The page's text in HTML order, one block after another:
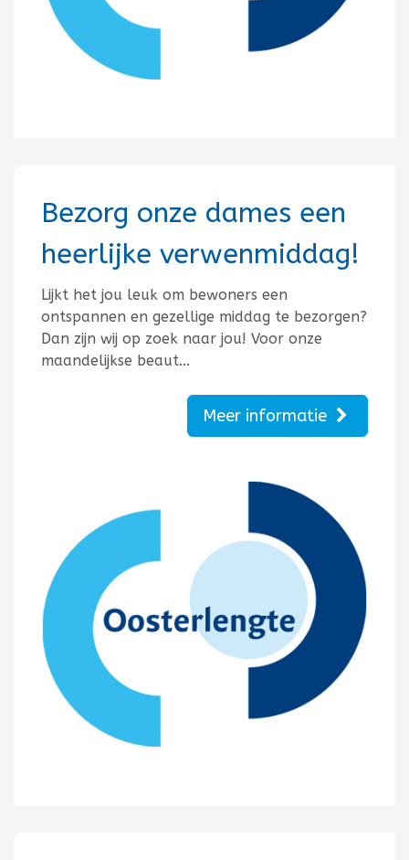
Bezorg onze dames een
heerlijke verwenmiddag!
Lijkt het jou leuk om bewoners een
ontspannen en gezellige middag te bezorgen?
Dan zijn wij op zoek naar jou! Voor onze
maandelijkse beaut…
Meer informatie